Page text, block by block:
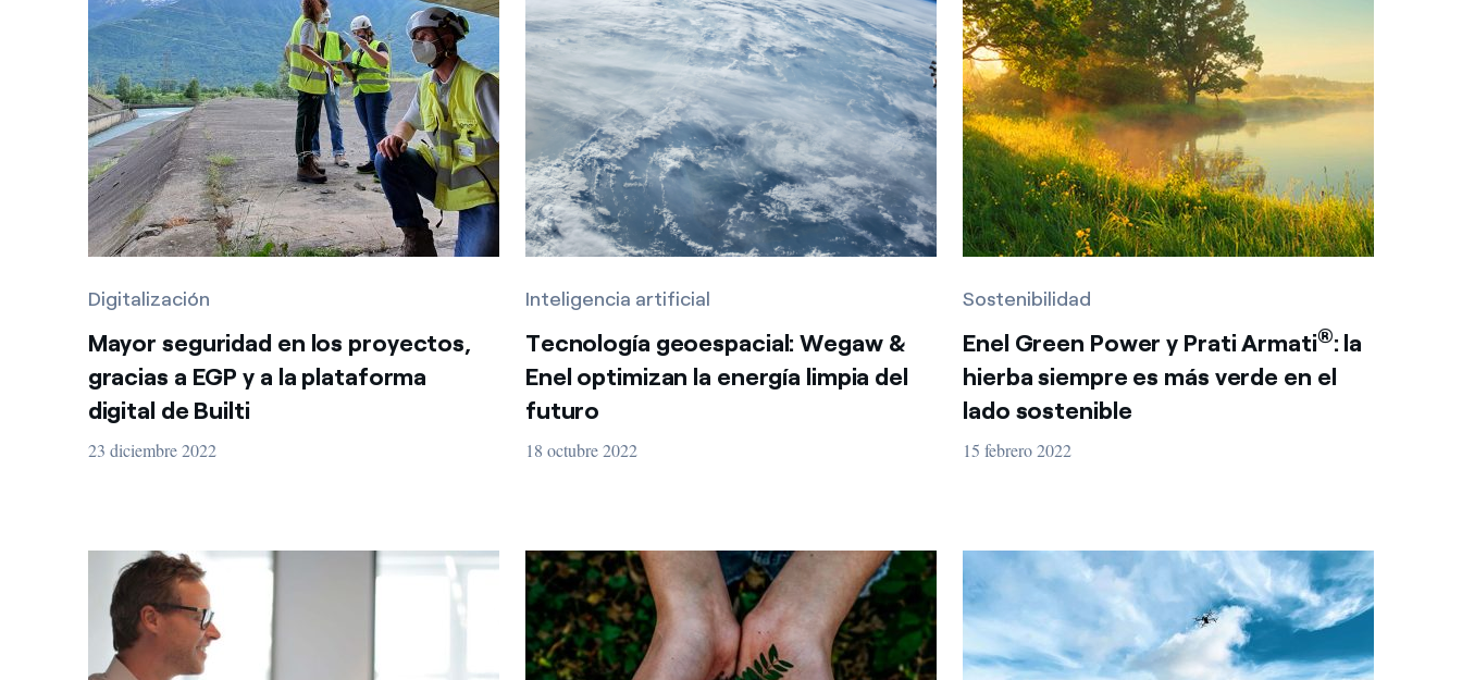
Digitalización
Mayor seguridad en los proyectos,
gracias a EGP y a la plataforma
digital de Builti
23 diciembre 2022
Inteligencia artificial
Tecnología geoespacial: Wegaw &
Enel optimizan la energía limpia del
futuro
18 octubre 2022
Sostenibilidad
Enel Green Power y Prati Armati®: la
hierba siempre es más verde en el
lado sostenible
15 febrero 2022